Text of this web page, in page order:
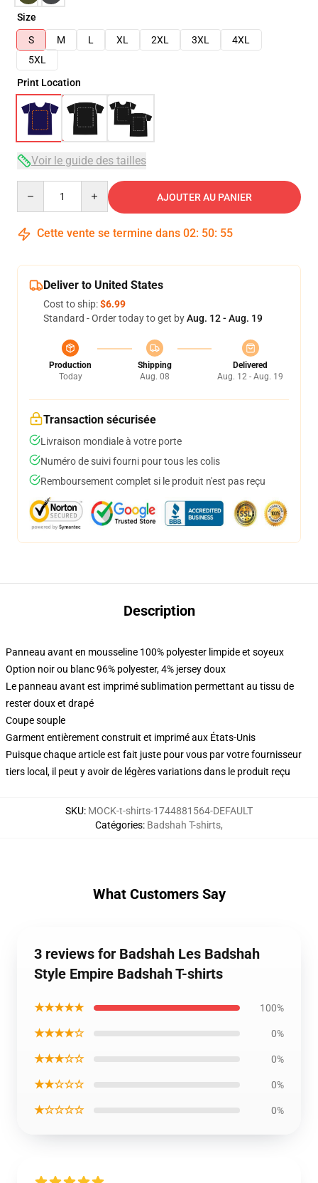
Size
S
M L XL 2XL 3XL
4XL
5XL
Print Location
Voir le guide des tailles
AJOUTER AU PANIER
Cette vente se termine dans 02: 50: 54
Deliver to United States
Cost to ship:$6.99
Standard - Order today to get byAug. 12 - Aug. 19
Production
Today
Shipping
Aug. 08
Delivered
Aug. 12 - Aug. 19
Transaction sécurisée
Livraison mondiale à votre porte
Numéro de suivi fourni pour tous les colis
Remboursement complet si le produit n'est pas reçu
Description
Panneau avant en mousseline 100% polyester limpide et soyeux
Option noir ou blanc 96% polyester, 4% jersey doux
Le panneau avant est imprimé sublimation permettant au tissu de
rester doux et drapé
Coupe souple
Garment entièrement construit et imprimé aux États-Unis
Puisque chaque article est fait juste pour vous par votre fournisseur
tiers local, il peut y avoir de légères variations dans le produit reçu
SKU: MOCK-t-shirts-1744881564-DEFAULT
Catégories: Badshah T-shirts,
What Customers Say
3 reviews for Badshah Les Badshah
Style Empire Badshah T-shirts
★★★★★ 100%
★★★★☆ 0%
★★★☆☆ 0%
★★☆☆☆ 0%
★☆☆☆☆ 0%